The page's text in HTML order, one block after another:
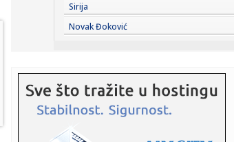
08:11:Prilog ili glavno jelo za ručak:
ukusnu bo...
08:10: VILDOZA SLETEO U BEOGRAD:
pojačanje – Arge...
08:09:
konstitutiv...
Sirija
Novak Đoković